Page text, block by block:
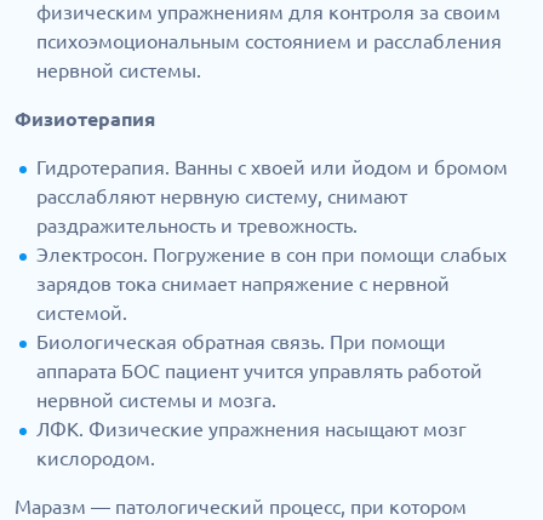
физическим упражнениям для контроля за своим
психоэмоциональным состоянием и расслабления
нервной системы.
Физиотерапия
Гидротерапия. Ванны с хвоей или йодом и бромом
расслабляют нервную систему, снимают
раздражительность и тревожность.
Электросон. Погружение в сон при помощи слабых
зарядов тока снимает напряжение с нервной
системой.
Биологическая обратная связь. При помощи
аппарата БОС пациент учится управлять работой
нервной системы и мозга.
ЛФК. Физические упражнения насыщают мозг
кислородом.
Маразм — патологический процесс, при котором